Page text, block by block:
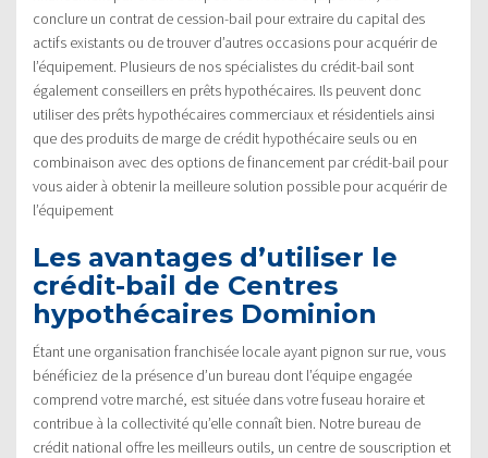
conclure un contrat de cession-bail pour extraire du capital des
actifs existants ou de trouver d’autres occasions pour acquérir de
l’équipement. Plusieurs de nos spécialistes du crédit-bail sont
également conseillers en prêts hypothécaires. Ils peuvent donc
utiliser des prêts hypothécaires commerciaux et résidentiels ainsi
que des produits de marge de crédit hypothécaire seuls ou en
combinaison avec des options de financement par crédit-bail pour
vous aider à obtenir la meilleure solution possible pour acquérir de
l’équipement
Les avantages d’utiliser le
crédit-bail de Centres
hypothécaires Dominion
Étant une organisation franchisée locale ayant pignon sur rue, vous
bénéficiez de la présence d’un bureau dont l’équipe engagée
comprend votre marché, est située dans votre fuseau horaire et
contribue à la collectivité qu’elle connaît bien. Notre bureau de
crédit national offre les meilleurs outils, un centre de souscription et